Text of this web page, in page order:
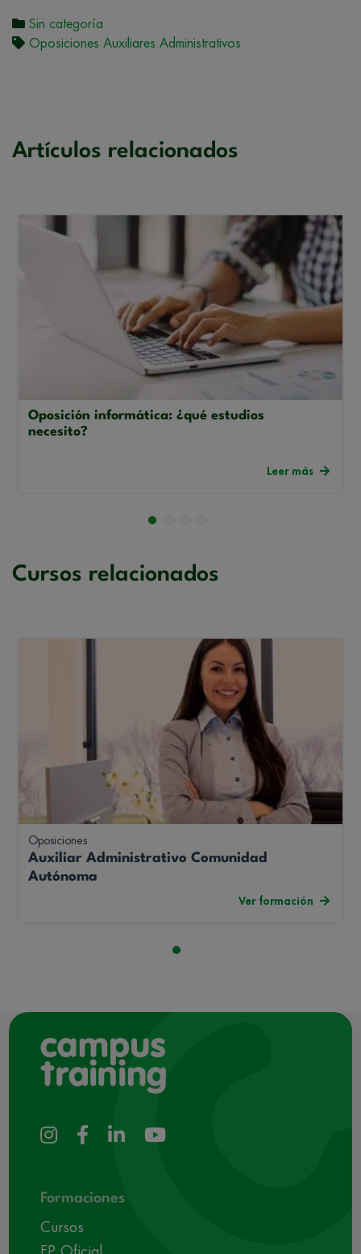
Sin categoría
Oposiciones Auxiliares Administrativos
Artículos relacionados
Oposición informática: ¿qué estudios
necesito?
Leer más
Cursos relacionados
Oposiciones
Auxiliar Administrativo Comunidad
Autónoma
Ver formación
Formaciones
Cursos